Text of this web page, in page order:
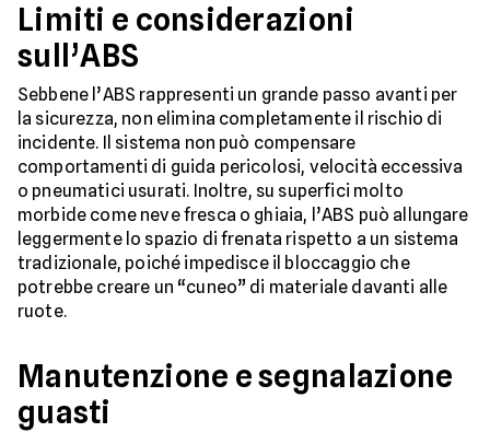
Limiti e considerazioni
sull’ABS
Sebbene l’ABS rappresenti un grande passo avanti per
la sicurezza, non elimina completamente il rischio di
incidente. Il sistema non può compensare
comportamenti di guida pericolosi, velocità eccessiva
o pneumatici usurati. Inoltre, su superfici molto
morbide come neve fresca o ghiaia, l’ABS può allungare
leggermente lo spazio di frenata rispetto a un sistema
tradizionale, poiché impedisce il bloccaggio che
potrebbe creare un “cuneo” di materiale davanti alle
ruote.
Manutenzione e segnalazione
guasti